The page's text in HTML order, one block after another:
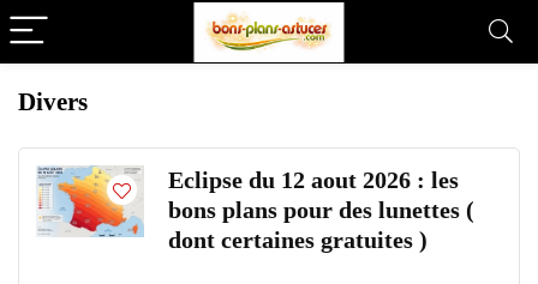
Divers
Eclipse du 12 aout 2026 : les
bons plans pour des lunettes (
dont certaines gratuites )